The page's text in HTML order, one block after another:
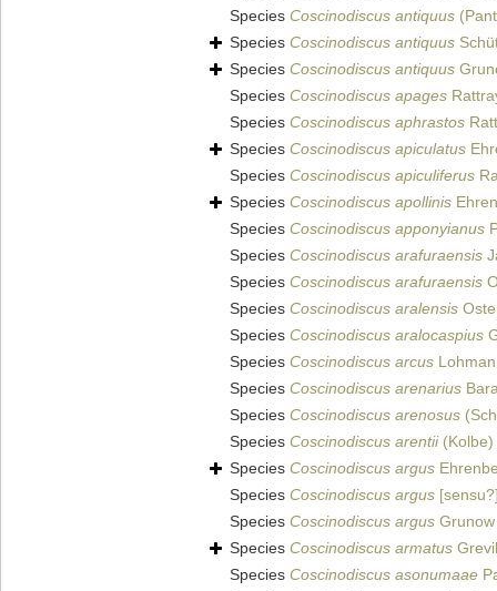
Species Coscinodiscus antiquus
Species Coscinodiscus antiquus
Species Coscinodiscus antiquus
Species Coscinodiscus apages
Species Coscinodiscus aphrastos
Species Coscinodiscus apiculatus
Species Coscinodiscus apiculiferus
Species Coscinodiscus apollinis
Species Coscinodiscus apponyianus
Species Coscinodiscus arafuraensis
Species Coscinodiscus arafuraensis
Species Coscinodiscus aralensis
Species Coscinodiscus aralocaspius
Species Coscinodiscus arcus
Species Coscinodiscus arenarius
Species Coscinodiscus arenosus
Species Coscinodiscus arentii(Kolbe)
Species Coscinodiscus argus
Species Coscinodiscus argus
Species Coscinodiscus argus
Species Coscinodiscus armatus
Species Coscinodiscus asonumaae